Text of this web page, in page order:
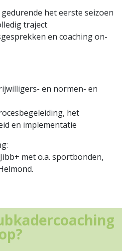
het eerste seizoen
traject
en coaching on-
en normen- en
het
en implementatie
met o.a. sportbonden,